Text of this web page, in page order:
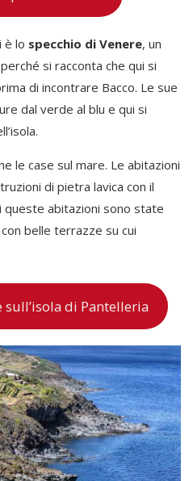
è lo specchio di Venere, un
si racconta che qui si
di incontrare Bacco. Le sue
dal verde al blu e qui si
le case sul mare. Le abitazioni
di pietra lavica con il
abitazioni sono state
belle terrazze su cui
di Pantelleria